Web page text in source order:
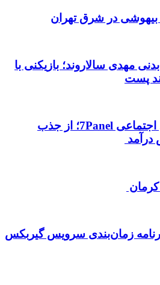
در شرق تهران
مهدی سالاروند؛ بازیکنی با
پست
خدمات شبکه‌های اجتماعی 7Panel؛ از جذب
درآمد
زمان‌بندی سرویس گیربکس